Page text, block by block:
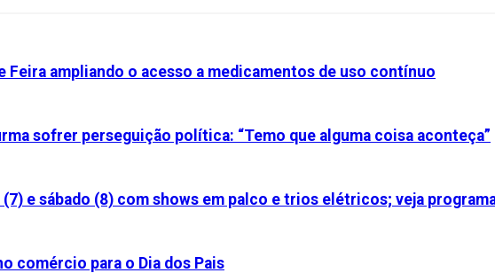
Feira ampliando o acesso a medicamentos de uso contínuo
sofrer perseguição política: “Temo que alguma coisa aconteça”
e sábado (8) com shows em palco e trios elétricos; veja
comércio para o Dia dos Pais